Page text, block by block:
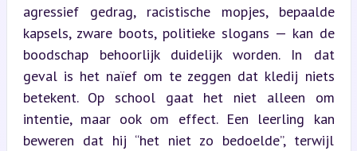
agressief gedrag, racistische mopjes, bepaalde
kapsels, zware boots, politieke slogans — kan de
boodschap behoorlijk duidelijk worden. In dat
geval is het naïef om te zeggen dat kledij niets
betekent. Op school gaat het niet alleen om
intentie, maar ook om effect. Een leerling kan
beweren dat hij “het niet zo bedoelde”, terwijl